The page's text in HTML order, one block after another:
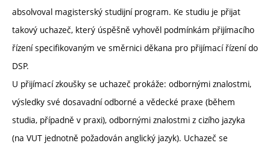
absolvoval magisterský studijní program. Ke studiu je přijat
takový uchazeč, který úspěšně vyhověl podmínkám přijímacího
řízení specifikovaným ve směrnici děkana pro přijímací řízení do
DSP.
U přijímací zkoušky se uchazeč prokáže: odbornými znalostmi,
výsledky své dosavadní odborné a vědecké praxe (během
studia, případně v praxi), odbornými znalostmi z cizího jazyka
(na VUT jednotně požadován anglický jazyk). Uchazeč se